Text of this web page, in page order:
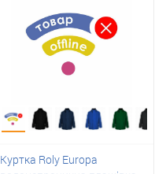
Куртка Roly Europa